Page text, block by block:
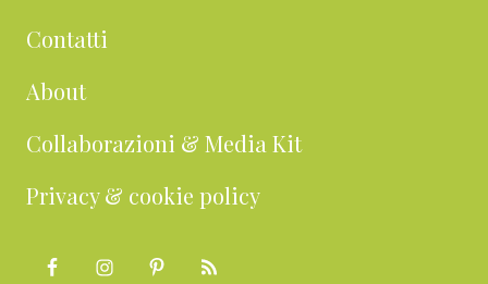
Contatti
About
Collaborazioni & Media Kit
Privacy & cookie policy